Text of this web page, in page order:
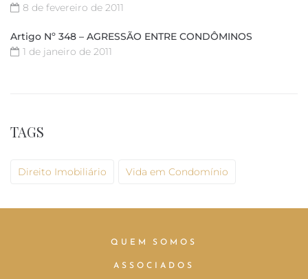
8 de fevereiro de 2011
Artigo Nº 348 – AGRESSÃO ENTRE CONDÔMINOS
1 de janeiro de 2011
TAGS
Direito Imobiliário Vida em Condomínio
QUEM SOMOS
ASSOCIADOS